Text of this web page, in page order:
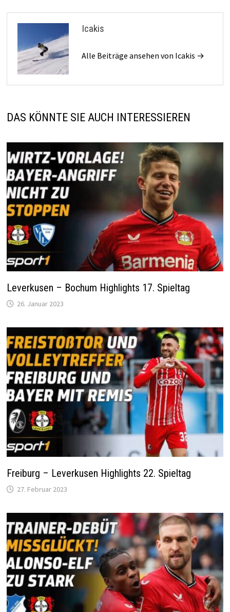
Icakis
Alle Beiträge ansehen von Icakis →
DAS KÖNNTE SIE AUCH INTERESSIEREN
Leverkusen – Bochum Highlights 17. Spieltag
26. Januar 2023
Freiburg – Leverkusen Highlights 22. Spieltag
27. Februar 2023